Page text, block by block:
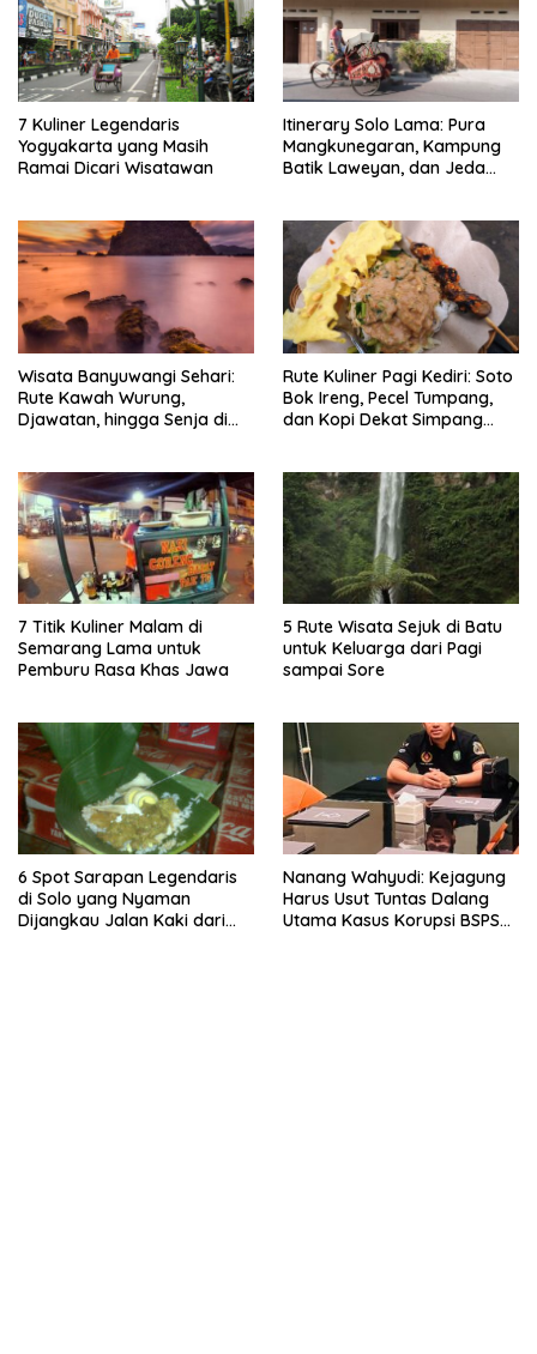
7 Kuliner Legendaris
Yogyakarta yang Masih
Ramai Dicari Wisatawan
Itinerary Solo Lama: Pura
Mangkunegaran, Kampung
Batik Laweyan, dan Jeda
Wisata Banyuwangi Sehari:
Rute Kawah Wurung,
Djawatan, hingga Senja di
Rute Kuliner Pagi Kediri: Soto
Bok Ireng, Pecel Tumpang,
dan Kopi Dekat Simpang
7 Titik Kuliner Malam di
Semarang Lama untuk
Pemburu Rasa Khas Jawa
5 Rute Wisata Sejuk di Batu
untuk Keluarga dari Pagi
sampai Sore
6 Spot Sarapan Legendaris
di Solo yang Nyaman
Dijangkau Jalan Kaki dari
Nanang Wahyudi: Kejagung
Harus Usut Tuntas Dalang
Utama Kasus Korupsi BSPS